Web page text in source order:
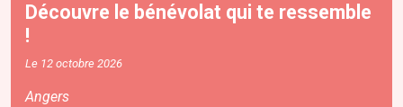
Découvre le bénévolat qui te ressemble
!
Le 12 octobre 2026
Angers